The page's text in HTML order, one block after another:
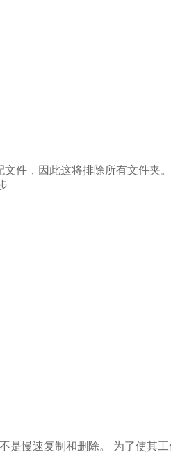
件，因此这将排除所有文件夹
是慢速复制和删除。 为了使其工